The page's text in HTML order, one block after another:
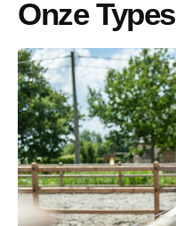
Onze Types